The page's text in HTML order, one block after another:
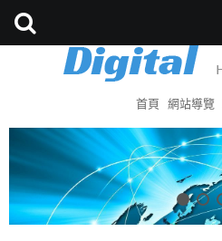
首頁 網站導覽